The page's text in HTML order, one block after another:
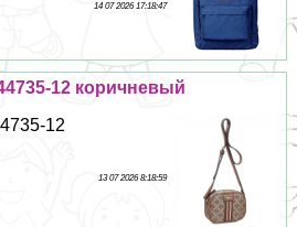
14 07 2026 17:18:47
12 коричневый
12
13 07 2026 8:18:59